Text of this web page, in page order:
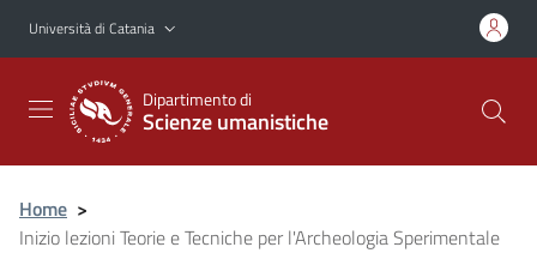
Vai al contenuto principale
Vai al menu di navigazione
Università di Catania
Dipartimento di
Scienze umanistiche
Home >
Inizio lezioni Teorie e Tecniche per l'Archeologia Sperimentale